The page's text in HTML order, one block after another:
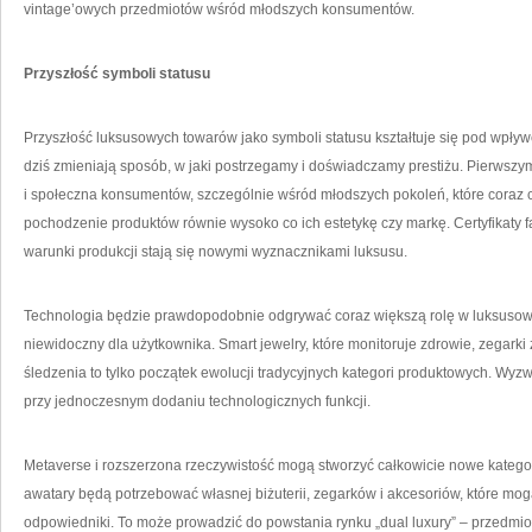
vintage’owych przedmiotów wśród młodszych konsumentów.
Przyszłość symboli statusu
Przyszłość luksusowych towarów jako symboli statusu kształtuje się pod
dziś zmieniają sposób, w jaki postrzegamy i doświadczamy prestiżu.
i społeczna konsumentów, szczególnie wśród młodszych pokoleń, które
pochodzenie produktów równie wysoko co ich estetykę czy markę. Certyfikaty
warunki produkcji stają się nowymi wyznacznikami luksusu.
Technologia będzie prawdopodobnie odgrywać coraz większą rolę w
niewidoczny dla użytkownika. Smart jewelry, które monitoruje zdrowie, zegarki
śledzenia to tylko początek ewolucji tradycyjnych kategori produktowych.
przy jednoczesnym dodaniu technologicznych funkcji.
Metaverse i rozszerzona rzeczywistość mogą stworzyć całkowicie nowe
awatary będą potrzebować własnej biżuterii, zegarków i akcesoriów, które
odpowiedniki. To może prowadzić do powstania rynku „dual luxury” –